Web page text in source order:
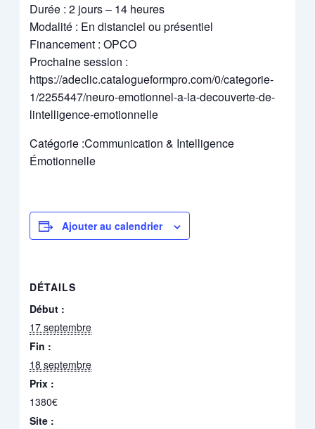
Durée : 2 jours – 14 heures
Modalité : En distanciel ou présentiel
Financement : OPCO
Prochaine session :
https://adeclic.catalogueformpro.com/0/categorie-
1/2255447/neuro-emotionnel-a-la-decouverte-de-
lintelligence-emotionnelle
Catégorie :Communication & Intelligence
Émotionnelle
Ajouter au calendrier
DÉTAILS
Début :
17 septembre
Fin :
18 septembre
Prix :
1380€
Site :